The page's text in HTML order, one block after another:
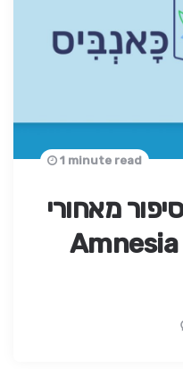
מאחורי
הזן – אמנזיה הייז Amnesia
1 minute read